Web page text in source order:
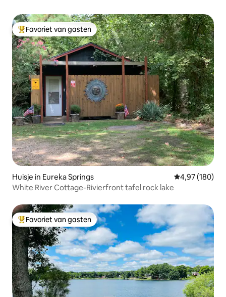
Topfavoriet van gasten
Favoriet van gasten
Huisje in Eureka Springs Gemiddelde
4,97 (180)
White River Cottage-Rivierfront tafel rock lake
Topfavoriet van gasten
Favoriet van gasten